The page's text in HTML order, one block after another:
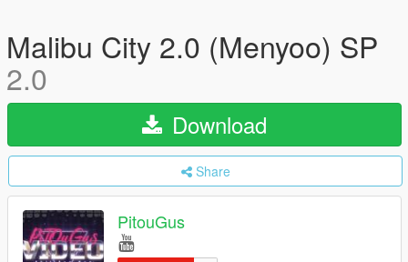
Malibu City 2.0 (Menyoo) SP
2.0
Download
Share
PitouGus